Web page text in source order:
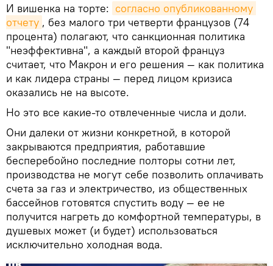
И вишенка на торте: согласно опубликованному
отчету , без малого три четверти французов (74
процента) полагают, что санкционная политика
"неэффективна", а каждый второй француз
считает, что Макрон и его решения — как политика
и как лидера страны — перед лицом кризиса
оказались не на высоте.
Но это все какие-то отвлеченные числа и доли.
Они далеки от жизни конкретной, в которой
закрываются предприятия, работавшие
бесперебойно последние полторы сотни лет,
производства не могут себе позволить оплачивать
счета за газ и электричество, из общественных
бассейнов готовятся спустить воду — ее не
получится нагреть до комфортной температуры, в
душевых может (и будет) использоваться
исключительно холодная вода.